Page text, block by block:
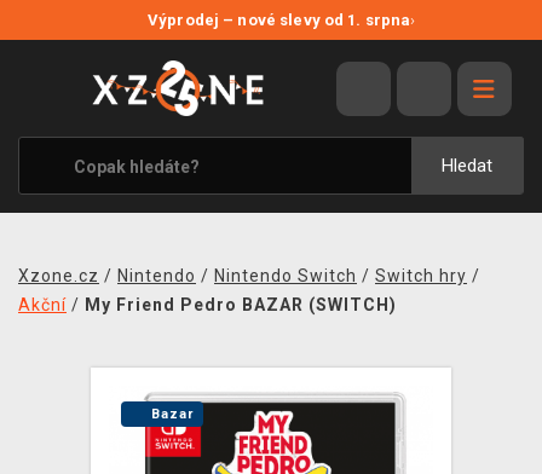
Výprodej – nové slevy od 1. srpna›
Hledat
VÝPRODEJ
VIDEOHRY
XZONE ORIGINALS
TÉMATIKY
MERCHANDISE
Xzone.cz / Nintendo / Nintendo Switch / Switch hry /
Akční / My Friend Pedro BAZAR (SWITCH)
Bazar